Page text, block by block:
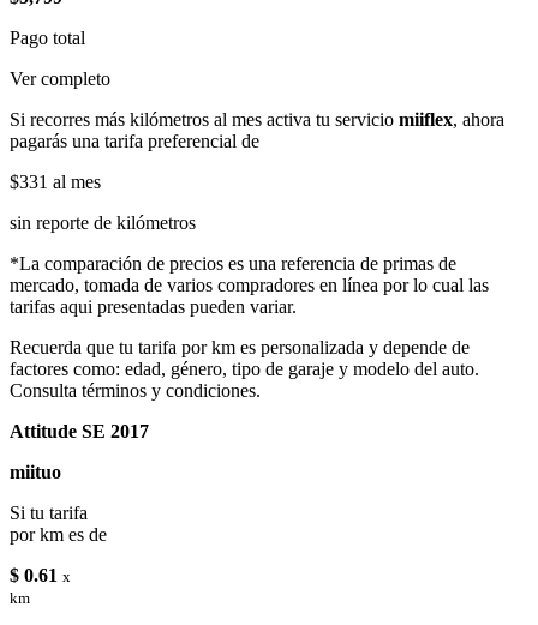
Pago total
Ver completo
Si recorres más kilómetros al mes activa tu servicio miiflex, ahora
pagarás una tarifa preferencial de
$331 al mes
sin reporte de kilómetros
*La comparación de precios es una referencia de primas de
mercado, tomada de varios compradores en línea por lo cual las
tarifas aqui presentadas pueden variar.
Recuerda que tu tarifa por km es personalizada y depende de
factores como: edad, género, tipo de garaje y modelo del auto.
Consulta términos y condiciones.
Attitude SE 2017
miituo
Si tu tarifa
por km es de
$ 0.61 x
km